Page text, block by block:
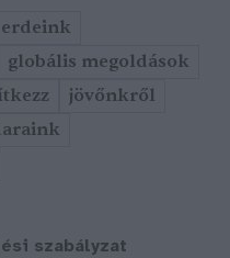
erdeink
globális megoldások
jövőnkről
szabályzat